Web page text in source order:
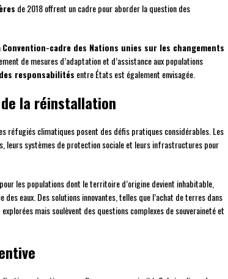
de 2018 offrent un cadre pour aborder la question des
Convention-cadre des Nations unies sur les changements
de mesures d’adaptation et d’assistance aux populations
responsabilités entre États est également envisagée.
la réinstallation
réfugiés climatiques posent des défis pratiques considérables. Les
leurs systèmes de protection sociale et leurs infrastructures pour
les populations dont le territoire d’origine devient inhabitable,
des eaux. Des solutions innovantes, telles que l’achat de terres dans
explorées mais soulèvent des questions complexes de souveraineté et